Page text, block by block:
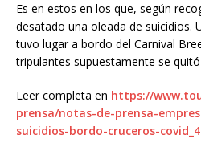
Es en estos en los que, según
desatado una oleada de suicidios.
tuvo lugar a bordo del Carnival
tripulantes supuestamente se quitó
Leer completa en https://
prensa/notas-de-prensa-
suicidios-bordo-cruceros-